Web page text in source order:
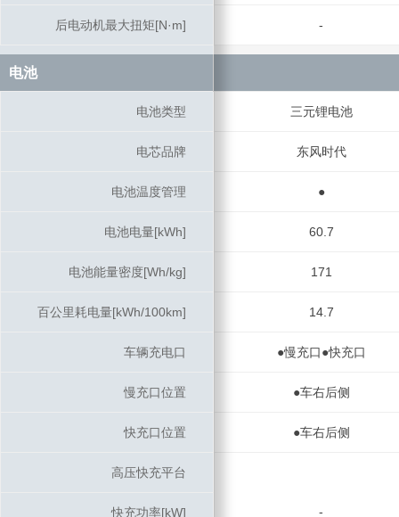
后电动机最大扭矩[N·m] -
电池
电池类型 三元锂电池
电芯品牌 东风时代
电池温度管理 ●
电池电量[kWh] 60.7
电池能量密度[Wh/kg] 171
百公里耗电量[kWh/100km] 14.7
车辆充电口 ●慢充口●快充口
慢充口位置 ●车右后侧
快充口位置 ●车右后侧
高压快充平台
快充功率[kW] -
后电动机最大扭矩[N·m]
电池
电池类型
电芯品牌
电池温度管理
电池电量[kWh]
电池能量密度[Wh/kg]
百公里耗电量[kWh/100km]
车辆充电口
慢充口位置
快充口位置
高压快充平台
快充功率[kW]